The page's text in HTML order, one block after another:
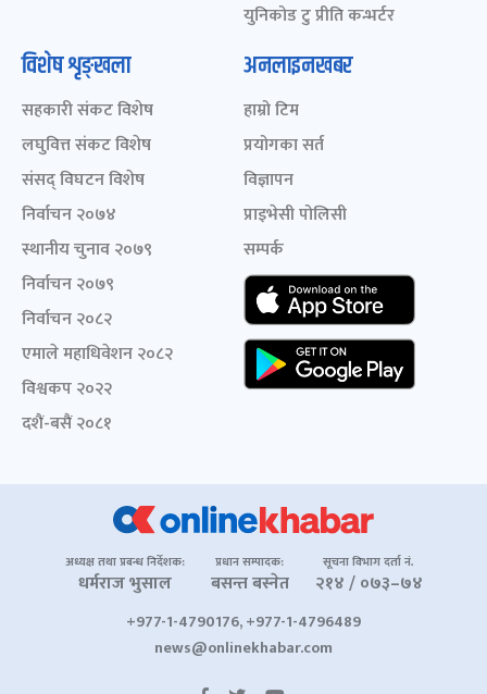
युनिकोड टु प्रीति कन्भर्टर
विशेष शृङ्खला
सहकारी संकट विशेष
लघुवित्त संकट विशेष
संसद् विघटन विशेष
निर्वाचन २०७४
स्थानीय चुनाव २०७९
निर्वाचन २०७९
निर्वाचन २०८२
एमाले महाधिवेशन २०८२
विश्वकप २०२२
दशैं-बसैं २०८१
अनलाइनखबर
हाम्रो टिम
प्रयोगका सर्त
विज्ञापन
प्राइभेसी पोलिसी
सम्पर्क
अध्यक्ष तथा प्रबन्ध निर्देशक:
धर्मराज भुसाल
प्रधान सम्पादक:
बसन्त बस्नेत
सूचना विभाग दर्ता नं.
२१४ / ०७३–७४
+977-1-4790176, +977-1-4796489
news@onlinekhabar.com